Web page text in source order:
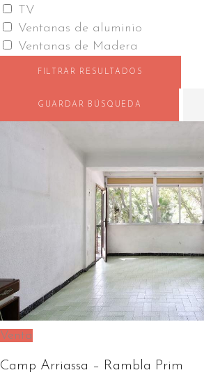
TV
Ventanas de aluminio
Ventanas de Madera
FILTRAR RESULTADOS
GUARDAR BÚSQUEDA
Venta
Camp Arriassa – Rambla Prim